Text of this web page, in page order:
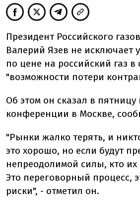
Президент Российского
Валерий Язев не исключает
по цене на российский газ в
"возможности потери
Об этом он сказал в пятницу
конференции в Москве,
"Рынки жалко терять, и
это хорошо, но если будут
непреодолимой силы, кто
Это переговорный процесс,
риски", - отметил он.